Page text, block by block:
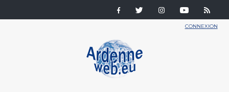
CONNEXION